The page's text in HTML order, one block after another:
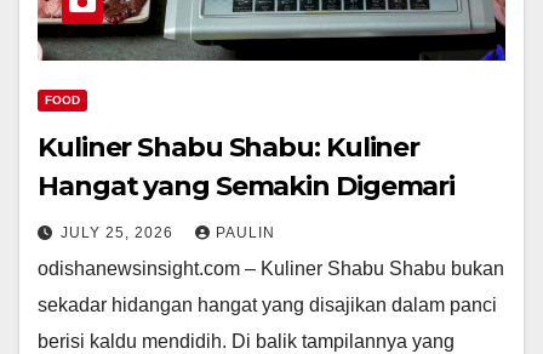
FOOD
Kuliner Shabu Shabu: Kuliner
Hangat yang Semakin Digemari
JULY 25, 2026 PAULIN
odishanewsinsight.com – Kuliner Shabu Shabu bukan
sekadar hidangan hangat yang disajikan dalam panci
berisi kaldu mendidih. Di balik tampilannya yang